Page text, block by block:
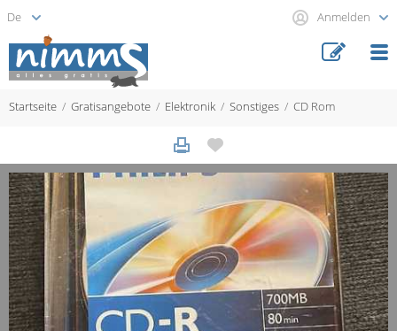
Anmelden
Startseite Gratisangebote Elektronik Sonstiges CD Rom